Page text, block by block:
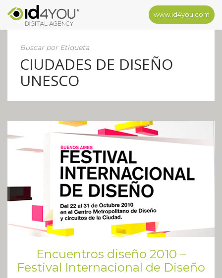
www.id4you.com
Buscar por Etiqueta
CIUDADES DE DISEÑO
UNESCO
Encuentros diseño 2010 –
Festival Internacional de Diseño